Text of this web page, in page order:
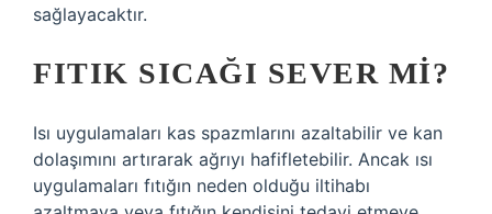
sağlayacaktır.
FITIK SICAĞI SEVER MI?
Isı uygulamaları kas spazmlarını azaltabilir ve kan
dolaşımını artırarak ağrıyı hafifletebilir. Ancak ısı
uygulamaları fıtığın neden olduğu iltihabı